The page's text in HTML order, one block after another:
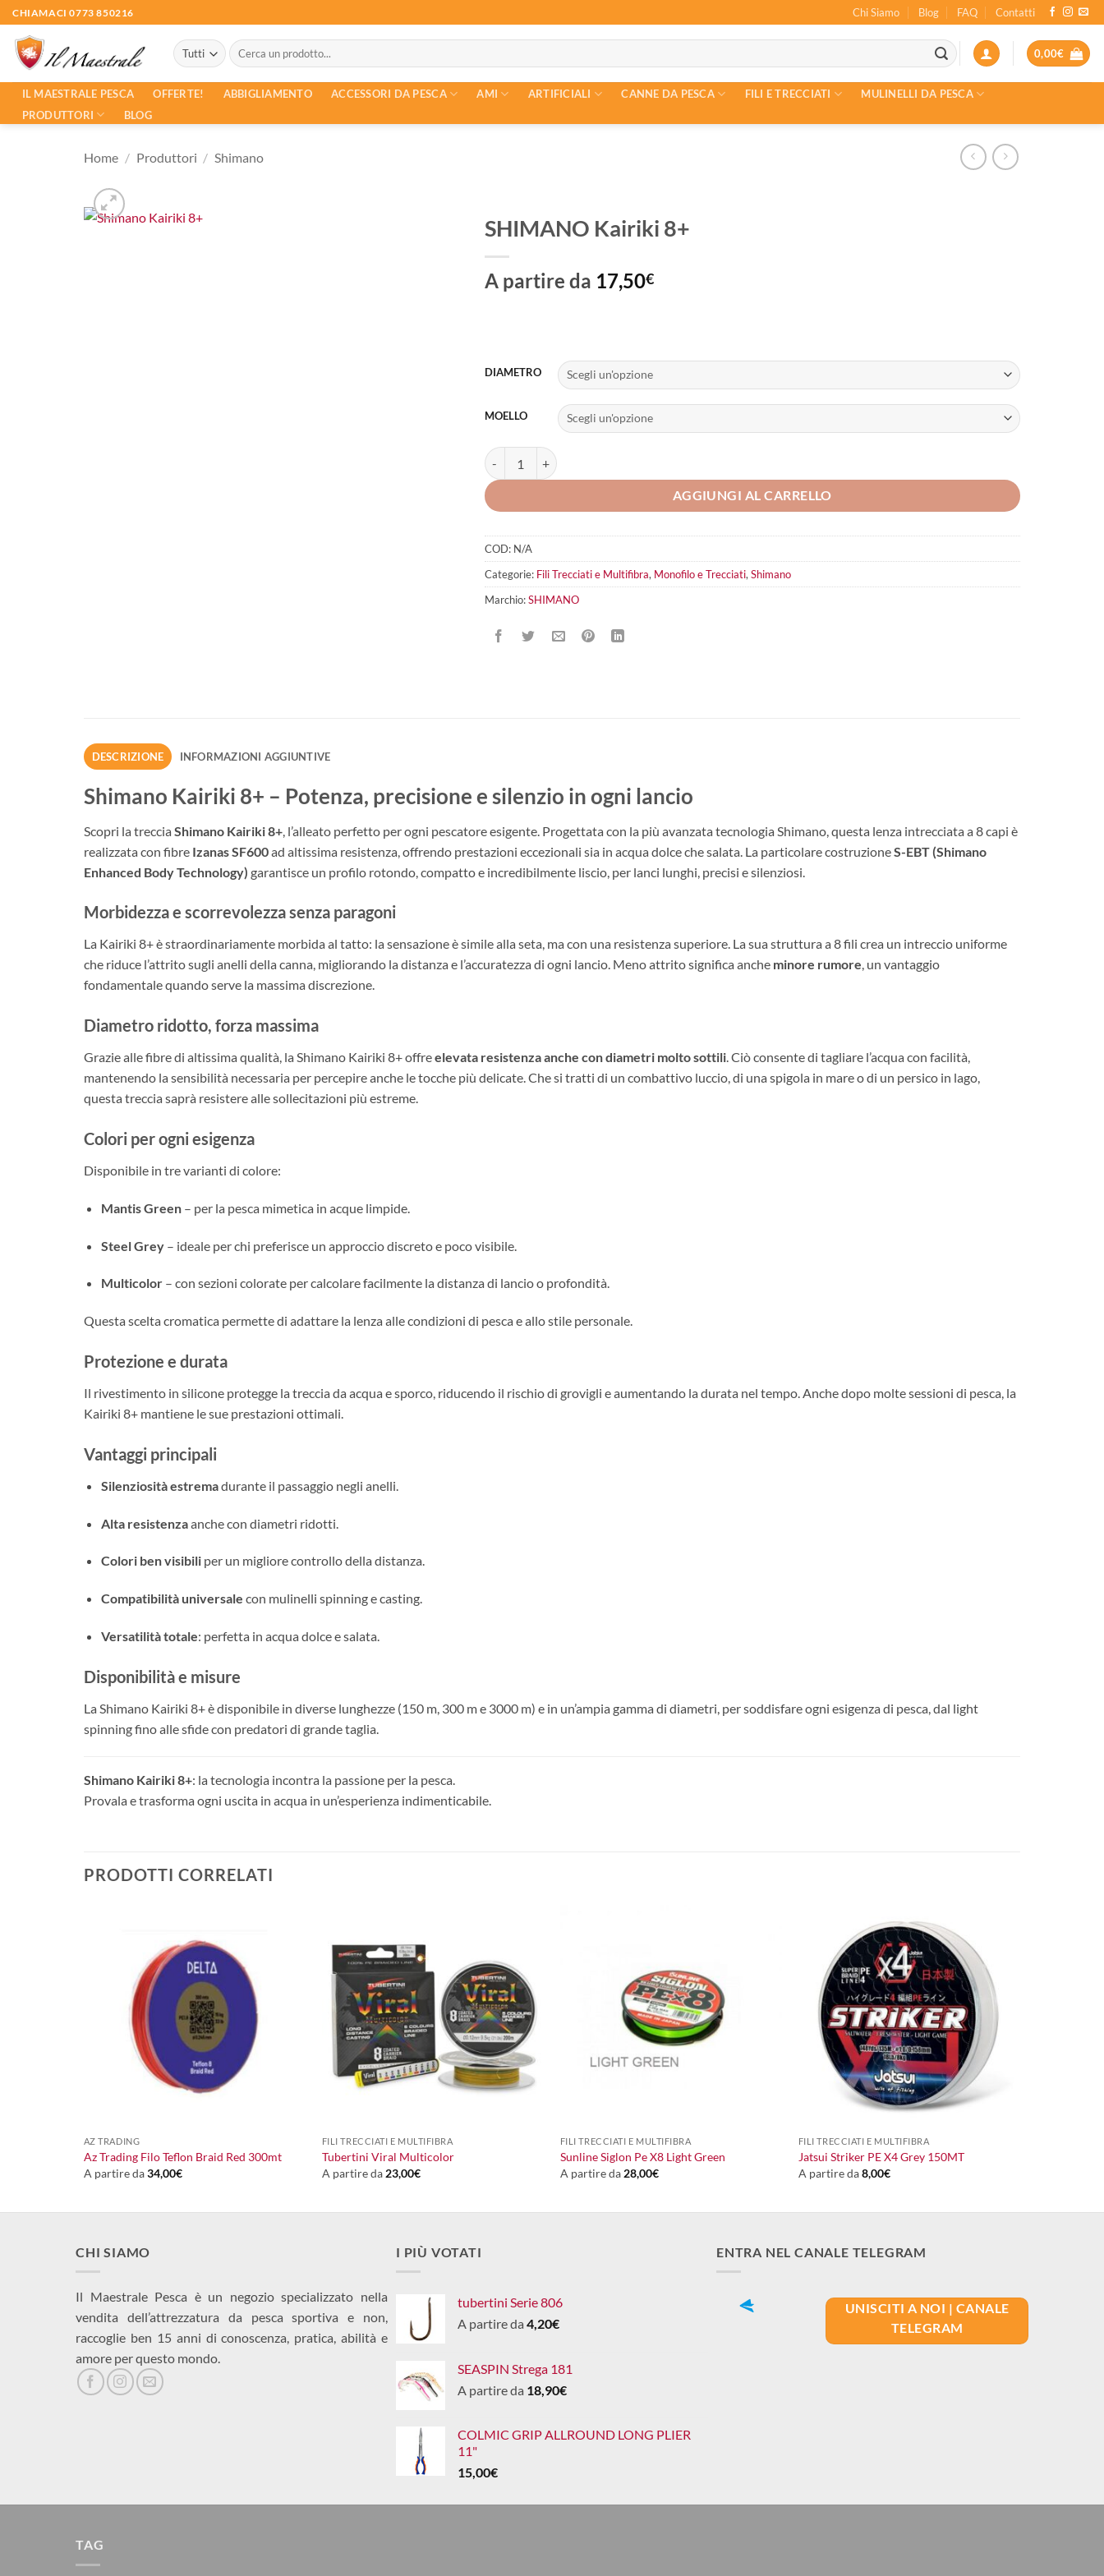
Salta
ai
contenuti
CHIAMACI 0773 850216 Chi Siamo Blog FAQ Contatti
Cerca:
0,00€
IL MAESTRALE PESCA OFFERTE! ABBIGLIAMENTO ACCESSORI DA PESCA AMI ARTIFICIALI CANNE DA PESCA FILI E TRECCIATI
MULINELLI DA PESCA
PRODUTTORI
BLOG
Home / Produttori / Shimano
SHIMANO Kairiki 8+
A partire da 17,50€
DIAMETRO
MOELLO
SHIMANO Kairiki 8+ quantità
AGGIUNGI AL CARRELLO
COD: N/A
Categorie: Fili Trecciati e Multifibra, Monofilo e Trecciati, Shimano
Marchio:SHIMANO
DESCRIZIONE INFORMAZIONI AGGIUNTIVE
Shimano Kairiki 8+ – Potenza, precisione e silenzio in ogni lancio
Scopri la treccia Shimano Kairiki 8+ , l’alleato perfetto per ogni pescatore esigente. Progettata con la più avanzata tecnologia Shimano, questa lenza intrecciata a 8 capi è
realizzata con fibre Izanas SF600ad altissima resistenza, offrendo prestazioni eccezionali sia in acqua dolce che salata. La particolare costruzioneS-EBT (Shimano
Enhanced Body Technology) garantisce un profilo rotondo, compatto e incredibilmente liscio, per lanci lunghi, precisi e silenziosi.
Morbidezza e scorrevolezza senza paragoni
La Kairiki 8+ è straordinariamente morbida al tatto: la sensazione è simile alla seta, ma con una resistenza superiore. La sua struttura a 8 fili crea un intreccio uniforme
che riduce l’attrito sugli anelli della canna, migliorando la distanza e l’accuratezza di ogni lancio. Meno attrito significa anche minore rumore, un vantaggio
fondamentale quando serve la massima discrezione.
Diametro ridotto, forza massima
Grazie alle fibre di altissima qualità, la Shimano Kairiki 8+ offreelevata resistenza anche con diametri molto sottili. Ciò consente di tagliare l’acqua con facilità,
mantenendo la sensibilità necessaria per percepire anche le tocche più delicate. Che si tratti di un combattivo luccio, di una spigola in mare o di un persico in lago,
questa treccia saprà resistere alle sollecitazioni più estreme.
Colori per ogni esigenza
Disponibile in tre varianti di colore:
Mantis Green– per la pesca mimetica in acque limpide.
Steel Grey– ideale per chi preferisce un approccio discreto e poco visibile.
Multicolor– con sezioni colorate per calcolare facilmente la distanza di lancio o profondità.
Questa scelta cromatica permette di adattare la lenza alle condizioni di pesca e allo stile personale.
Protezione e durata
Il rivestimento in silicone protegge la treccia da acqua e sporco, riducendo il rischio di grovigli e aumentando la durata nel tempo. Anche dopo molte sessioni di pesca, la
Kairiki 8+ mantiene le sue prestazioni ottimali.
Vantaggi principali
Silenziosità estremadurante il passaggio negli anelli.
Alta resistenzaanche con diametri ridotti.
Colori ben visibiliper un migliore controllo della distanza.
Compatibilità universale con mulinelli spinning e casting.
Versatilità totale: perfetta in acqua dolce e salata.
Disponibilità e misure
La Shimano Kairiki 8+ è disponibile in diverse lunghezze (150 m, 300 m e 3000 m) e in un’ampia gamma di diametri, per soddisfare ogni esigenza di pesca, dal light
spinning fino alle sfide con predatori di grande taglia.
Shimano Kairiki 8+: la tecnologia incontra la passione per la pesca.
Provala e trasforma ogni uscita in acqua in un’esperienza indimenticabile.
PRODOTTI CORRELATI
AZ TRADING
Az Trading Filo Teflon Braid Red 300mt
A partire da34,00€
FILI TRECCIATI E MULTIFIBRA
Tubertini Viral Multicolor
A partire da 23,00€
FILI TRECCIATI E MULTIFIBRA
Sunline Siglon Pe X8 Light Green
A partire da 28,00€
FILI TRECCIATI E MULTIFIBRA
Jatsui Striker PE X4 Grey 150MT
A partire da8,00€
CHI SIAMO
Il Maestrale Pesca è un negozio specializzato nella
vendita dell’attrezzatura da pesca sportiva e non,
raccoglie ben 15 anni di conoscenza, pratica, abilità e
amore per questo mondo.
I PIÙ VOTATI
tubertini Serie 806
A partire da 4,20€
SEASPIN Strega 181
A partire da 18,90€
COLMIC GRIP ALLROUND LONG PLIER
11"
15,00€
ENTRA NEL CANALE TELEGRAM
UNISCITI A NOI | CANALE
TELEGRAM
TAG